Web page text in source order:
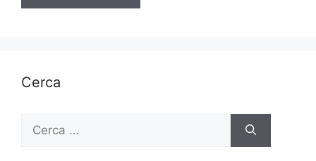
Cerca
per: